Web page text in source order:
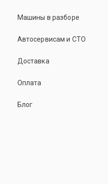
Машины в разборе
Автосервисам и СТО
Доставка
Оплата
Блог